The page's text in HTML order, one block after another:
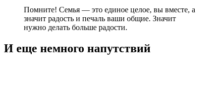
Помните! Семья — это единое целое, вы вместе, а
значит радость и печаль ваши общие. Значит
нужно делать больше радости.
И еще немного напутствий